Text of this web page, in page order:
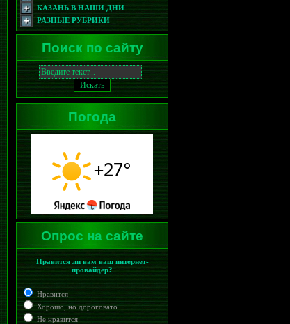
КАЗАНЬ В НАШИ ДНИ
РАЗНЫЕ РУБРИКИ
Поиск по сайту
Погода
Опрос на сайте
Нравится ли вам ваш интернет-
провайдер?
Нравится
Хорошо, но дороговато
Не нравится